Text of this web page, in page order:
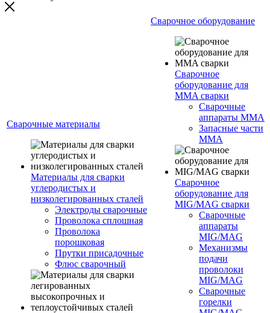
Сварочные материалы
Материалы для сварки
углеродистых и
низколегированных сталей
Электроды сварочные
Проволока сплошная
Проволока
порошковая
Прутки присадочные
Флюс сварочный
Сварочное оборудование
Сварочное
оборудование для
MMA сварки
Сварочные
аппараты MMA
Запасные части
MMA
Сварочное
оборудование для
MIG/MAG сварки
Сварочные
аппараты
MIG/MAG
Механизмы
подачи
проволоки
MIG/MAG
Сварочные
горелки